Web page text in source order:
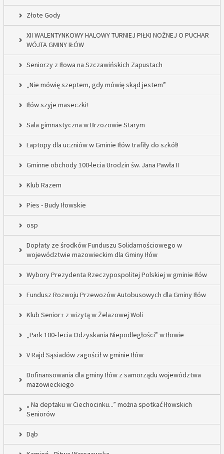
Złote Gody
XII WALENTYNKOWY HALOWY TURNIEJ PIŁKI NOŻNEJ O PUCHAR
WÓJTA GMINY IŁÓW
Seniorzy z Iłowa na Szczawińskich Zapustach
„Nie mówię szeptem, gdy mówię skąd jestem”
Iłów szyje maseczki!
Sala gimnastyczna w Brzozowie Starym
Laptopy dla uczniów w Gminie Iłów trafiły do szkół!
Gminne obchody 100-lecia Urodzin św. Jana Pawła II
Klub Razem
Pies - Budy Iłowskie
osp
Dopłaty ze środków Funduszu Solidarnościowego w
województwie mazowieckim dla Gminy Iłów
Wybory Prezydenta Rzeczypospolitej Polskiej w gminie Iłów
Fundusz Rozwoju Przewozów Autobusowych dla Gminy Iłów
Klub Senior+ z wizytą w Żelazowej Woli
„Park 100- lecia Odzyskania Niepodległości” w Iłowie
V Rajd Sąsiadów zagościł w gminie Iłów
Dofinansowania dla gminy Iłów z samorządu województwa
mazowieckiego
„ Na deptaku w Ciechocinku...” można spotkać Iłowskich
Seniorów
Dąb